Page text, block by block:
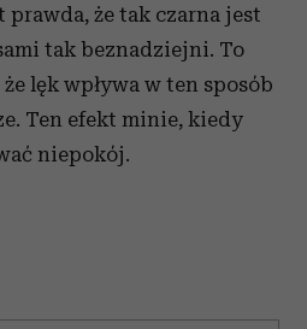
prawda, że tak czarna jest
tak beznadziejni. To
lęk wpływa w ten sposób
Ten efekt minie, kiedy
niepokój.